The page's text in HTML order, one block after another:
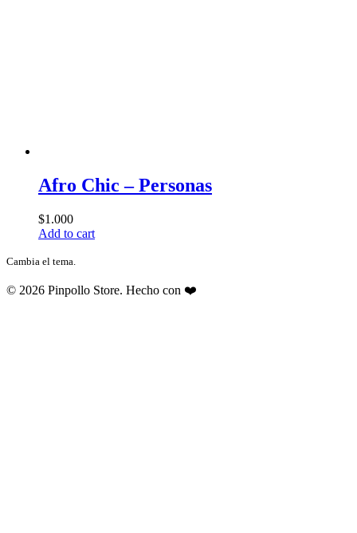
Afro Chic – Personas
$1.000
Add to cart
Cambia el tema.
© 2026 Pinpollo Store. Hecho con ❤️